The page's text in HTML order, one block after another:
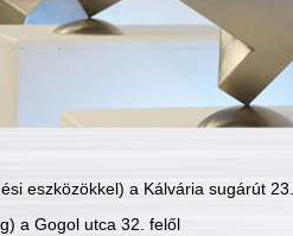
eszközökkel) a Kálvária sugárút
a Gogol utca 32. felől